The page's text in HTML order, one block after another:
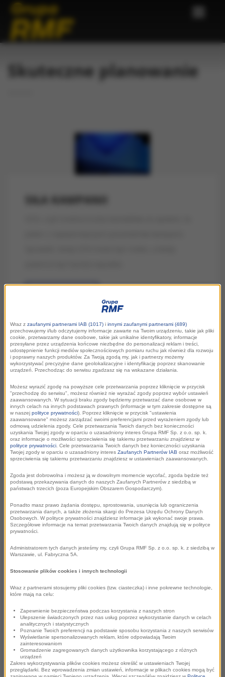
Skuteczne planowanie
SIŁA KAMPANII
ZASIĘG KAMPANII
Zasięg kampanii to liczba osób, która usłyszy
kampanię. Jego poziom zależy m.in. od targetu, a
skuteczność kampanii - od liczby kontaktów ze
spotem i splitu stacji.
CZYTAJ WIĘCEJ
BUDŻET KAMPANII
Wraz z zaufanymi partnerami IAB (1017) i innymi zaufanymi partnerami (489)
przechowujemy i/lub odczytujemy informacje zawarte na Twoim urządzeniu, takie jak pliki
cookie, przetwarzamy dane osobowe, takie jak unikalne identyfikatory, informacje
przesyłane przez urządzenia końcowe niezbędne do personalizacji reklam i treści,
udostępnienie funkcji mediów społecznościowych pomiaru ruchu jak również dla rozwoju
i poprawny naszych produktów. Za Twoją zgodą my, jak i partnerzy możemy
wykorzystywać precyzyjne dane geolokalizacyjne i identyfikację poprzez skanowanie
urządzeń. Przechodząc do serwisu zgadzasz się na wskazane działania.
Możesz wyrazić zgodę na powyższe cele przetwarzania poprzez kliknięcie w przycisk
"przechodzę do serwisu", możesz również nie wyrażać zgody poprzez wybór ustawień
zaawansowanych. W sytuacji braku zgody będziemy przetwarzać dane osobowe w
innych celach na innych podstawach prawnych (informacje w tym zakresie dostępne są
w naszej polityce prywatności). Poprzez kliknięcie w przycisk "ustawienia
zaawansowane" możesz zarządzać swoimi preferencjami przed wyrażeniem zgody lub
odmową udzielenia zgody. Cele przetwarzania Twoich danych bez konieczności
uzyskania Twojej zgody w oparciu o uzasadniony interes Grupa RMF Sp. z o.o. sp. k.
oraz informacje o możliwości sprzeciwienia się takiemu przetwarzaniu znajdziesz w
polityce prywatności . Cele przetwarzania Twoich danych bez konieczności uzyskania
Twojej zgody w oparciu o uzasadniony interes Zaufanych Partnerów IAB oraz możliwość
sprzeciwienia się takiemu przetwarzaniu znajdziesz w ustawieniach zaawansowanych.
Zgoda jest dobrowolna i możesz ją w dowolnym momencie wycofać, zgoda będzie też
podstawą przekazywania danych do naszych Zaufanych Partnerów z siedzibą w
państwach trzecich (poza Europejskim Obszarem Gospodarczym).
Ponadto masz prawo żądania dostępu, sprostowania, usunięcia lub ograniczenia
przetwarzania danych, a także złożenia skargi do Prezesa Urzędu Ochrony Danych
Osobowych. W polityce prywatności znajdziesz informacje jak wykonać swoje prawa.
Szczegółowe informacje na temat przetwarzania Twoich danych znajdują się w polityce
prywatności.
Administratorem tych danych jesteśmy my, czyli Grupa RMF Sp. z o.o. sp. k. z siedzibą w
Warszawie, ul. Fabryczna 5A.
Stosowanie plików cookies i innych technologii
Wraz z partnerami stosujemy pliki cookies (tzw. ciasteczka) i inne pokrewne technologie,
które mają na celu:
Zapewnienie bezpieczeństwa podczas korzystania z naszych stron
Ulepszenie świadczonych przez nas usług poprzez wykorzystanie danych w celach
analitycznych i statystycznych
Poznanie Twoich preferencji na podstawie sposobu korzystania z naszych serwisów
Wyświetlanie spersonalizowanych reklam, które odpowiadają Twoim
zainteresowaniom
Gromadzenie zagregowanych danych użytkownika korzystającego z różnych
urządzeń
Zakres wykorzystywania plików cookies możesz określić w ustawieniach Twojej
przeglądarki. Bez wprowadzenia zmian ustawień, informacje w plikach cookies mogą być